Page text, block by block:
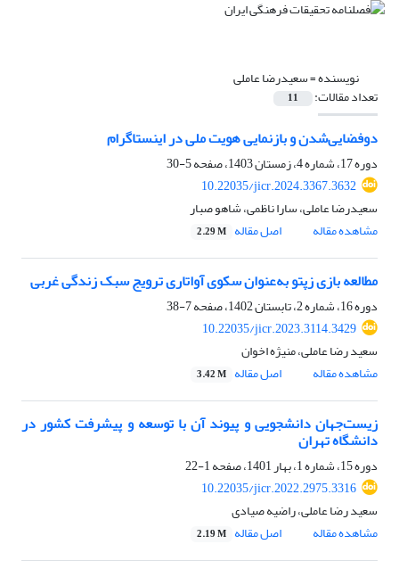
نویسنده =سعیدرضا عاملی
تعداد مقالات: 11
دوفضایی‌شدن و بازنمایی هویت ملی در اینستاگرام
دوره 17، شماره 4، زمستان 1403، صفحه
5-30
10.22035/jicr.2024.3367.3632
سعیدرضا عاملی، سارا ناظمی، شاهو صبار
مشاهده مقاله
اصل مقاله 2.29 M
مطالعه بازی زپتو به‌عنوان سکوی آواتاری ترویج سبک زندگی غربی
دوره 16، شماره 2، تابستان 1402، صفحه
7-38
10.22035/jicr.2023.3114.3429
سعید رضا عاملی، منیژه اخوان
مشاهده مقاله
اصل مقاله 3.42 M
زیست‌جهان دانشجویی و پیوند آن با توسعه و پیشرفت کشور در
دانشگاه تهران
دوره 15، شماره 1، بهار 1401، صفحه
1-22
10.22035/jicr.2022.2975.3316
سعید رضا عاملی، راضیه صیادی
مشاهده مقاله
اصل مقاله 2.19 M